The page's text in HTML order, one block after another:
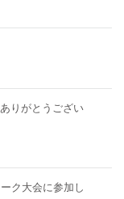
りがとうござい
ク大会に参加し